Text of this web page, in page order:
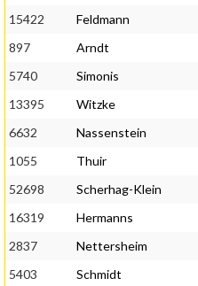
15422
Feldmann
897
Arndt
5740
Simonis
13395
Witzke
6632
Nassenstein
1055
Thuir
52698
Scherhag-Klein
16319
Hermanns
2837
Nettersheim
5403
Schmidt